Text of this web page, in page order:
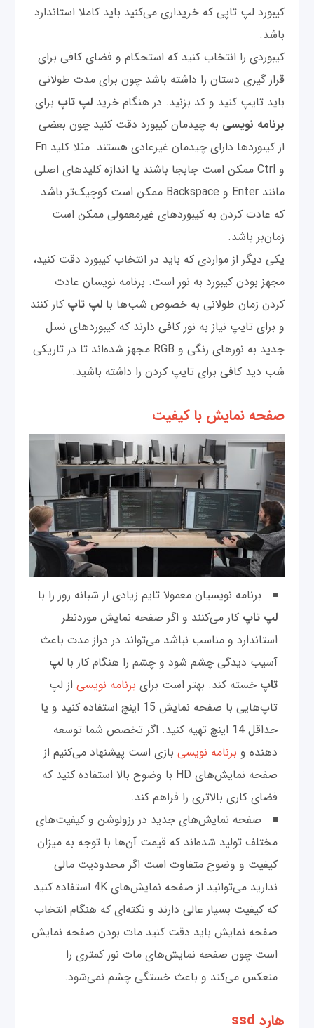
کیبورد لپ تاپی که خریداری می‌کنید باید کاملا استاندارد
باشد.
کیبوردی را انتخاب کنید که استحکام و فضای کافی برای
قرار گیری دستان را داشته باشد چون برای مدت طولانی
باید تایپ کنید و کد بزنید. در هنگام خرید لپ تاپ برای
برنامه نویسی به چیدمان کیبورد دقت کنید چون بعضی
از کیبوردها دارای چیدمان غیرعادی هستند. مثلا کلید Fn
و Ctrl ممکن است جابجا باشند یا اندازه کلیدهای اصلی
مانند Enter و Backspace ممکن است کوچیک‌تر باشد
که عادت کردن به کیبوردهای غیرمعمولی ممکن است
زمان‌بر باشد.
یکی دیگر از مواردی که باید در انتخاب کیبورد دقت کنید،
مجهز بودن کیبورد به نور است. برنامه نویسان عادت
کردن زمان طولانی به خصوص شب‌ها بالپ تاپ کار کنند
و برای تایپ نیاز به نور کافی دارند که کیبوردهای نسل
جدید به نورهای رنگی و RGB مجهز شده‌اند تا در تاریکی
شب دید کافی برای تایپ کردن را داشته باشید.
صفحه نمایش با کیفیت
برنامه نویسیان معمولا تایم زیادی از شبانه روز را با
لپ تاپ کار می‌کنند و اگر صفحه نمایش موردنظر
استاندارد و مناسب نباشد می‌تواند در دراز مدت باعث
آسیب دیدگی چشم شود و چشم را هنگام کار بالپ
تاپ خسته کند. بهتر است برای برنامه نویسی از لپ
تاپ‌هایی با صفحه نمایش 15 اینچ استفاده کنید و یا
حداقل 14 اینچ تهیه کنید. اگر تخصص شما توسعه
دهنده و برنامه نویسی بازی است پیشنهاد می‌کنیم از
صفحه نمایش‌‌های HD با وضوح بالا استفاده کنید که
فضای کاری بالاتری را فراهم کند.
صفحه نمایش‌های جدید در رزولوشن و کیفیت‌های
مختلف تولید شده‌اند که قیمت آن‌ها با توجه به میزان
کیفیت و وضوح متفاوت است اگر محدودیت مالی
ندارید می‌توانید از صفحه نمایش‌های 4K استفاده کنید
که کیفیت بسیار عالی دارند و نکته‌ای که هنگام انتخاب
صفحه نمایش باید دقت کنید مات بودن صفحه نمایش
است چون صفحه نمایش‌های مات نور کمتری را
منعکس می‌کند و باعث خستگی چشم نمی‌شود.
هارد ssd